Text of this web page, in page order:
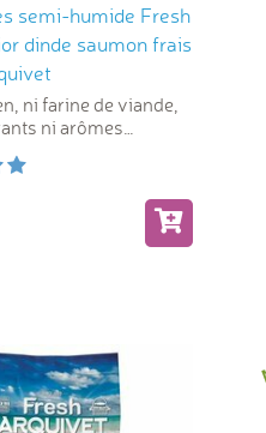
semi-humide Fresh
dinde saumon frais
ni farine de viande,
ni arômes